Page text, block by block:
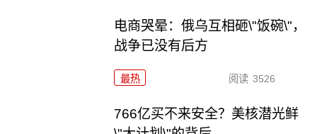
电商哭晕：俄乌互相砸\"饭碗\"，
战争已没有后方
最热 阅读 3526
766亿买不来安全？美核潜光鲜